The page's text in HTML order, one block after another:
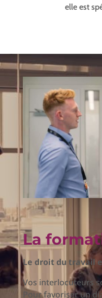
elle est
La
Le droit du travail
Vos interlocuteurs
Pour favoriser un